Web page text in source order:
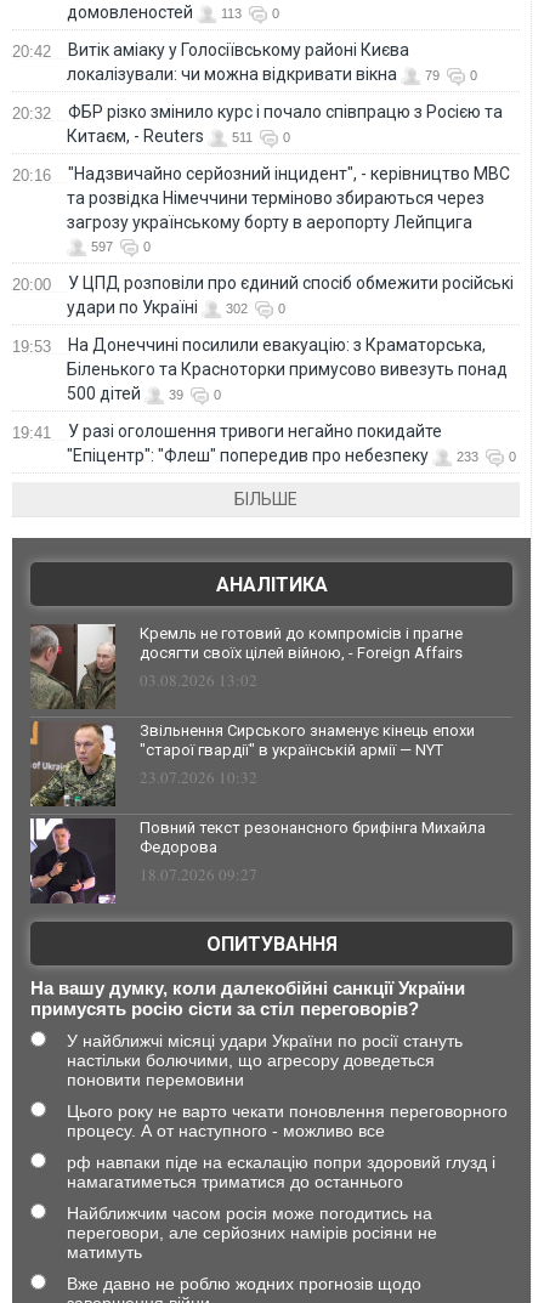
домовленостей 113 0
20:42
Витік аміаку у Голосіївському районі Києва
локалізували: чи можна відкривати вікна
79 0
20:32
ФБР різко змінило курс і почало співпрацю з Росією та
Китаєм, - Reuters
511 0
20:16
"Надзвичайно серйозний інцидент", - керівництво МВС
та розвідка Німеччини терміново збираються через
загрозу українському борту в аеропорту Лейпцига
597 0
20:00
У ЦПД розповіли про єдиний спосіб обмежити російські
удари по Україні
302 0
19:53
На Донеччині посилили евакуацію: з Краматорська,
Біленького та Красноторки примусово вивезуть понад
500 дітей
39 0
19:41
У разі оголошення тривоги негайно покидайте
"Епіцентр": "Флеш" попередив про небезпеку
233 0
БІЛЬШЕ
АНАЛІТИКА
Кремль не готовий до компромісів і прагне
досягти своїх цілей війною, - Foreign Affairs
03.08.2026 13:02
Звільнення Сирського знаменує кінець епохи
"старої гвардії" в українській армії — NYT
23.07.2026 10:32
Повний текст резонансного брифінга Михайла
Федорова
18.07.2026 09:27
ОПИТУВАННЯ
На вашу думку, коли далекобійні санкції України
примусять росію сісти за стіл переговорів?
У найближчі місяці удари України по росії стануть
настільки болючими, що агресору доведеться
поновити перемовини
Цього року не варто чекати поновлення переговорного
процесу. А от наступного - можливо все
рф навпаки піде на ескалацію попри здоровий глузд і
намагатиметься триматися до останнього
Найближчим часом росія може погодитись на
переговори, але серйозних намірів росіяни не
матимуть
Вже давно не роблю жодних прогнозів щодо